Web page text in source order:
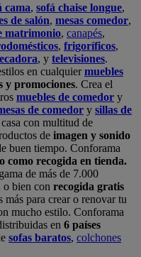
cama, sofá chaise longue,
de salón, mesas comedor,
matrimonio, canapés,
, frigoríficos,
, y televisiones.
en cualquiermuebles
y promociones. Crea el
muebles de comedor y
de comedor y sillas de
con multitud de
de imagen y sonido
buen tiempo. Conforama
como recogida en tienda.
de más de 7.000
o bien con recogida gratis
más para crear o renovar tu
mucho estilo. Conforama
en 6 países
sofas baratos, colchones